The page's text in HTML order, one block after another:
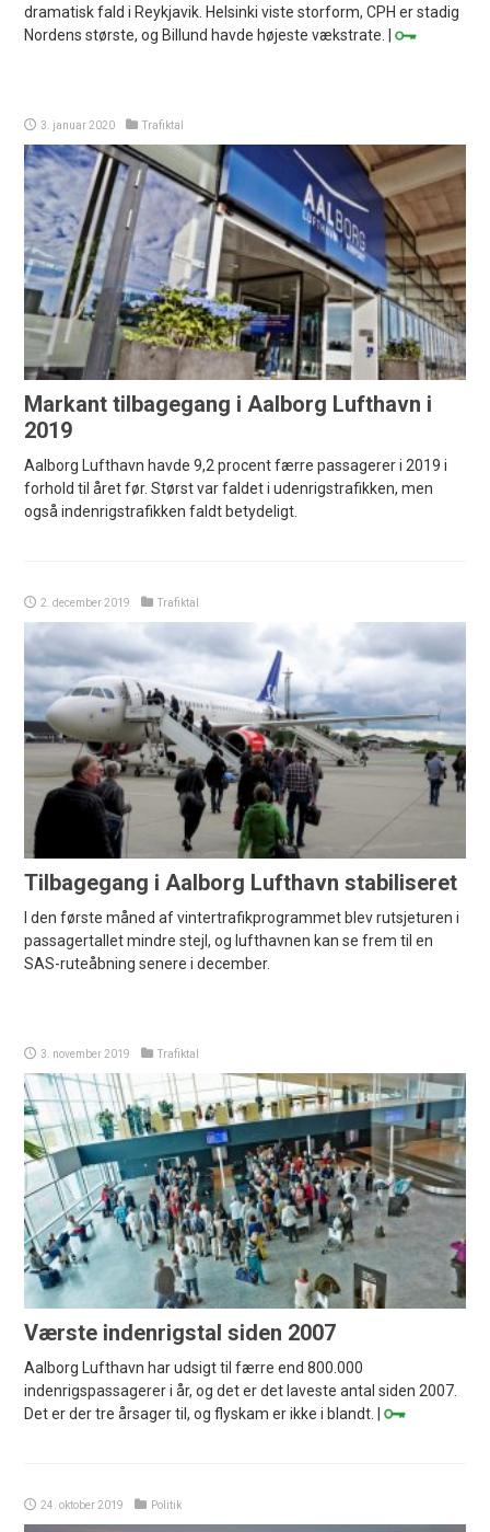
dramatisk fald i Reykjavik. Helsinki viste storform, CPH er stadig
Nordens største, og Billund havde højeste vækstrate. |
3. januar 2020 Trafiktal
Markant tilbagegang i Aalborg Lufthavn i
2019
Aalborg Lufthavn havde 9,2 procent færre passagerer i 2019 i
forhold til året før. Størst var faldet i udenrigstrafikken, men
også indenrigstrafikken faldt betydeligt.
2. december 2019 Trafiktal
Tilbagegang i Aalborg Lufthavn stabiliseret
I den første måned af vintertrafikprogrammet blev rutsjeturen i
passagertallet mindre stejl, og lufthavnen kan se frem til en
SAS-ruteåbning senere i december.
3. november 2019 Trafiktal
Værste indenrigstal siden 2007
Aalborg Lufthavn har udsigt til færre end 800.000
indenrigspassagerer i år, og det er det laveste antal siden 2007.
Det er der tre årsager til, og flyskam er ikke i blandt. |
24. oktober 2019 Politik